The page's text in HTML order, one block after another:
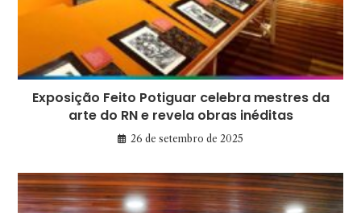
Exposição Feito Potiguar celebra mestres da
arte do RN e revela obras inéditas
26 de setembro de 2025